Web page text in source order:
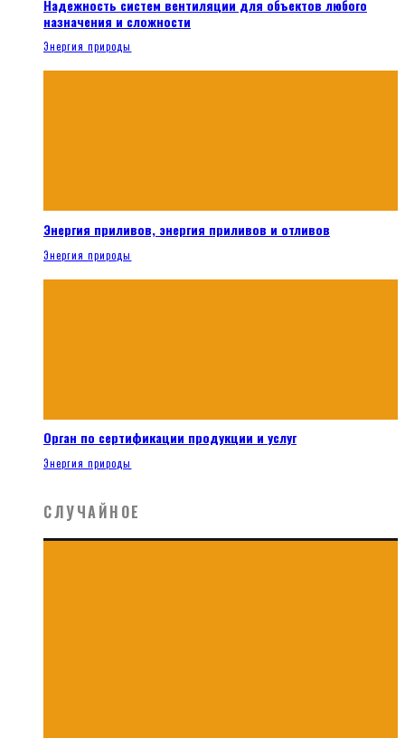
Надежность систем вентиляции для объектов любого
назначения и сложности
Энергия природы
Энергия приливов, энергия приливов и отливов
Энергия природы
Орган по сертификации продукции и услуг
Энергия природы
СЛУЧАЙНОЕ